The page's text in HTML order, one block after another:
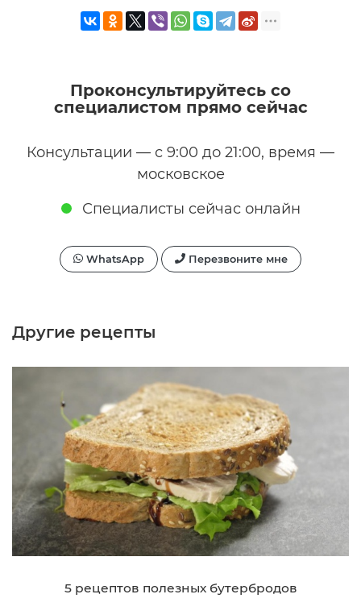
Проконсультируйтесь со
специалистом прямо сейчас
Консультации — с 9:00 до 21:00, время —
московское
Специалисты сейчас онлайн
WhatsApp Перезвоните мне
Другие рецепты
5 рецептов полезных бутербродов